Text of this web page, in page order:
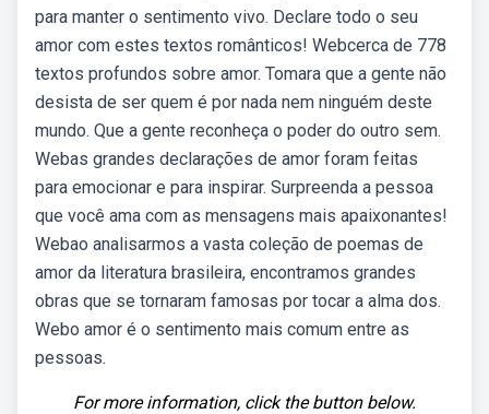
para manter o sentimento vivo. Declare todo o seu
amor com estes textos românticos! Webcerca de 778
textos profundos sobre amor. Tomara que a gente não
desista de ser quem é por nada nem ninguém deste
mundo. Que a gente reconheça o poder do outro sem.
Webas grandes declarações de amor foram feitas
para emocionar e para inspirar. Surpreenda a pessoa
que você ama com as mensagens mais apaixonantes!
Webao analisarmos a vasta coleção de poemas de
amor da literatura brasileira, encontramos grandes
obras que se tornaram famosas por tocar a alma dos.
Webo amor é o sentimento mais comum entre as
pessoas.
For more information, click the button below.